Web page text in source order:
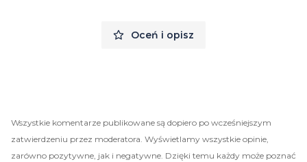
Oceń i opisz
Wszystkie komentarze publikowane są dopiero po wcześniejszym
zatwierdzeniu przez moderatora. Wyświetlamy wszystkie opinie,
zarówno pozytywne, jak i negatywne. Dzięki temu każdy może poznać